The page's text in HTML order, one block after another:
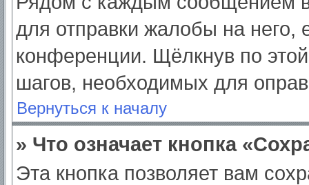
для отправки жалобы на него,
конференции. Щёлкнув по
шагов, необходимых для
Вернуться к началу
» Что означает кнопка
Эта кнопка позволяет вам